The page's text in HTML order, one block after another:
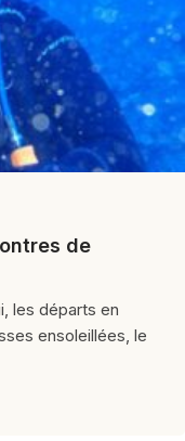
de
les départs en
ensoleillées, le